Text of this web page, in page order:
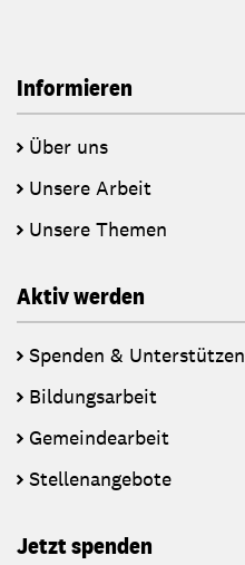
Informieren
Über uns
Unsere Arbeit
Unsere Themen
Aktiv werden
Spenden & Unterstützen
Bildungsarbeit
Gemeindearbeit
Stellenangebote
Jetzt spenden